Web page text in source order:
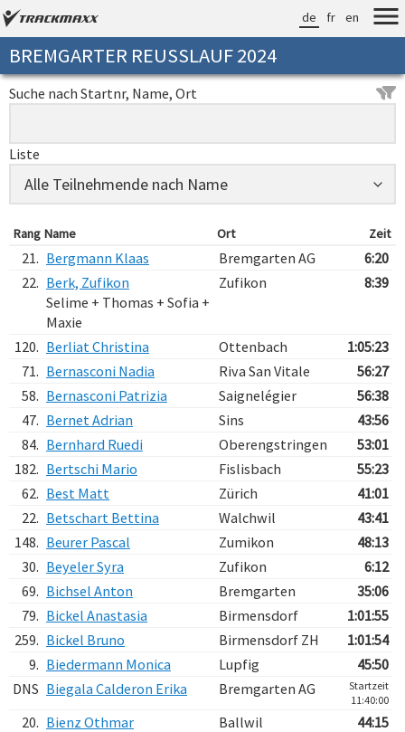
de fr en
BREMGARTER REUSSLAUF 2024
Suche nach Startnr, Name, Ort
Liste
Rang Name Ort Zeit
21. Bergmann Klaas Bremgarten AG
6:20
22. Berk, Zufikon
Selime + Thomas + Sofia +
Maxie
Zufikon 8:39
120. Berliat Christina Ottenbach
1:05:23
71. Bernasconi Nadia Riva San Vitale
56:27
58. Bernasconi Patrizia Saignelégier
56:38
47. Bernet Adrian Sins
43:56
84. Bernhard Ruedi Oberengstringen
53:01
182. Bertschi Mario Fislisbach
55:23
62. Best Matt Zürich
41:01
22. Betschart Bettina Walchwil
43:41
148. Beurer Pascal Zumikon
48:13
30. Beyeler Syra Zufikon
6:12
69. Bichsel Anton Bremgarten
35:06
79. Bickel Anastasia Birmensdorf
1:01:55
259. Bickel Bruno Birmensdorf ZH
1:01:54
9. Biedermann Monica Lupfig
45:50
DNS Biegala Calderon Erika Bremgarten AG
Startzeit
11:40:00
20. Bienz Othmar Ballwil
44:15